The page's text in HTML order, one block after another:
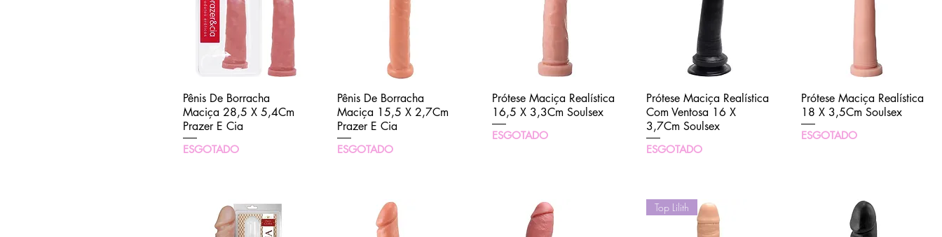
Visualização rápida
Pênis De Borracha
Maciça 28,5 X 5,4Cm
Prazer E Cia
ESGOTADO
Visualização rápida
Pênis De Borracha
Maciça 15,5 X 2,7Cm
Prazer E Cia
ESGOTADO
Visualização rápida
Prótese Maciça Realística
16,5 X 3,3Cm Soulsex
ESGOTADO
Visualização rápida
Prótese Maciça Realística
Com Ventosa 16 X
3,7Cm Soulsex
ESGOTADO
Visualização rápida
Prótese Maciça Realística
18 X 3,5Cm Soulsex
ESGOTADO
Top Lilith